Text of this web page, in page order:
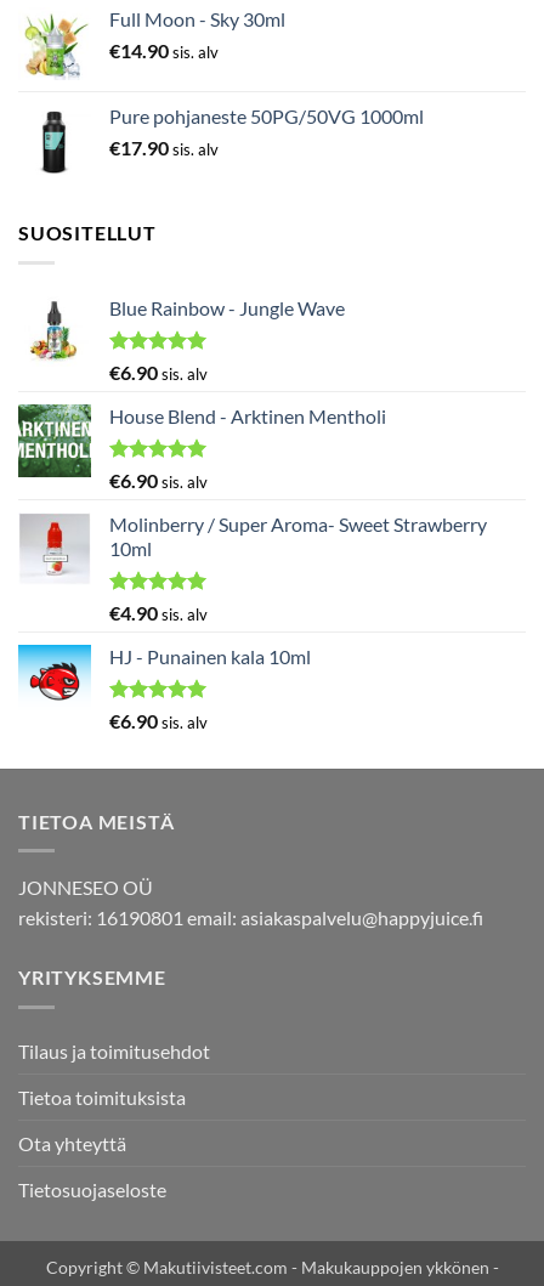
Full Moon - Sky 30ml
€14.90sis. alv
Pure pohjaneste 50PG/50VG 1000ml
€17.90sis. alv
SUOSITELLUT
Blue Rainbow - Jungle Wave
Arvostelu
5.00
/ 5
€6.90sis. alv
House Blend - Arktinen Mentholi
Arvostelu
5.00/ 5
€6.90sis. alv
Molinberry / Super Aroma- Sweet Strawberry
10ml
Arvostelu
5.00
/ 5
€4.90sis. alv
HJ - Punainen kala 10ml
Arvostelu
€6.90sis. alv
TIETOA MEISTÄ
JONNESEO OÜ
rekisteri: 16190801 email: asiakaspalvelu@happyjuice.fi
YRITYKSEMME
Tilaus ja toimitusehdot
Tietoa toimituksista
Ota yhteyttä
Tietosuojaseloste
Copyright © Makutiivisteet.com - Makukauppojen ykkönen -